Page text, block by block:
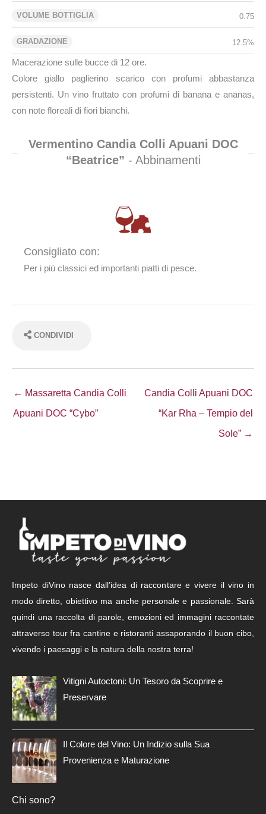
VOLUME BOTTIGLIA 0.75
GRADAZIONE 12.5%
Macerazione sulle bucce di 12 ore.
Colore giallo paglierino scarico con profumi abbastanza
persistenti. Un vino fruttato con profumi di banana e ananas,
con note floreali di fiori bianchi.
Vermentino Candia Colli Apuani DOC
“Beatrice” - Abbinamenti
Consigliato con:
Per i più classici ed importanti piatti di pesce.
CONDIVIDI
← Massaretta Candia Colli
Apuani DOC “Cybo”
Candia Colli Apuani DOC
“Kar Rha – Tempio del
Sole” →
Impeto diVino nasce dall’idea di raccontare e vivere il vino in
modo diretto, obiettivo ma anche personale e passionale. Sarà
quindi una raccolta di parole, emozioni ed immagini raccontate
attraverso tour fra cantine e ristoranti assaporando il buon cibo,
vivendo i paesaggi e la natura della nostra terra!
Vitigni Autoctoni: Un Tesoro da Scoprire e
Preservare
Il Colore del Vino: Un Indizio sulla Sua
Provenienza e Maturazione
Chi sono?